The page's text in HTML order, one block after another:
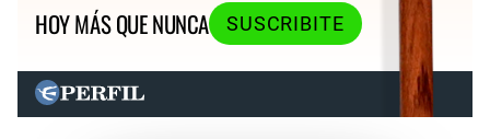
HOY MÁS QUE NUNCA
SUSCRIBITE